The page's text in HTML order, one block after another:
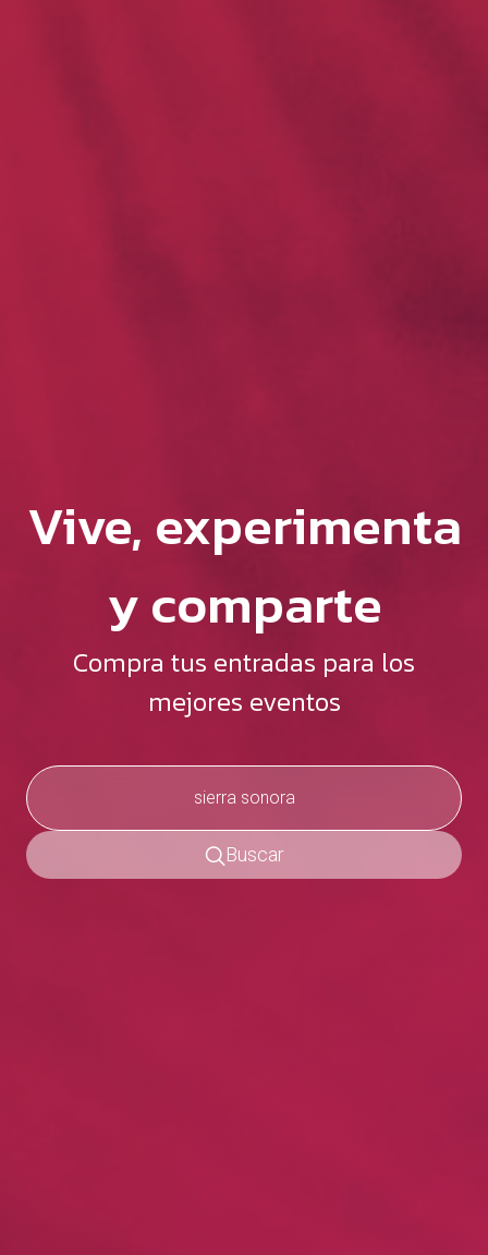
Vive, experimenta
y comparte
Compra tus entradas para los
mejores eventos
Buscar